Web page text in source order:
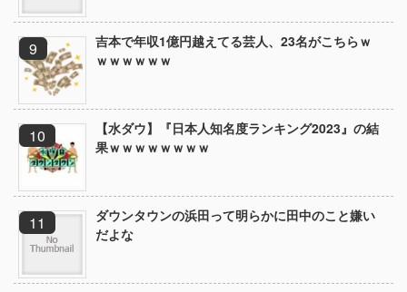
吉本で年収1億円越えてる芸人、23名がこちらｗ
ｗｗｗｗｗｗ
【水ダウ】『日本人知名度ランキング2023』の結
果ｗｗｗｗｗｗｗｗ
ダウンタウンの浜田って明らかに田中のこと嫌い
だよな